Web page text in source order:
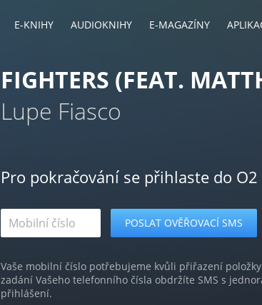
E-KNIHY AUDIOKNIHY E-MAGAZÍNY
FIGHTERS (FEAT.
Lupe Fiasco
Pro pokračování se přihlaste do
Vaše mobilní číslo potřebujeme kvůli přiřazení
zadání Vašeho telefonního čísla obdržíte SMS s
přihlášení.